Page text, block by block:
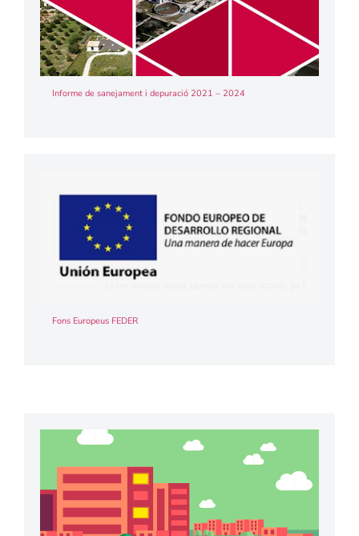
Informe de sanejament i depuració 2021 – 2024
Fons Europeus FEDER